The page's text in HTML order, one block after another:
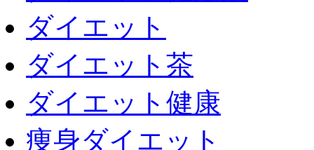
ダイエット
ダイエット茶
ダイエット健康
痩身ダイエット